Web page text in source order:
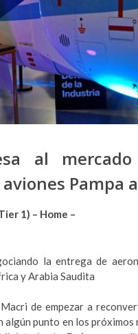
al
aviones Pampa
1) – Home –
la entrega de
y Arabia Saudita
de empezar a
punto en los próximos